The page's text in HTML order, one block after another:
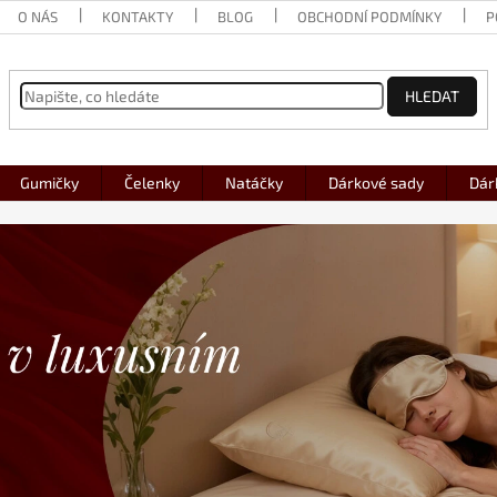
O NÁS KONTAKTY BLOG OBCHODNÍ PODMÍNKY
HLEDAT
Gumičky Čelenky Natáčky Dárkové sady